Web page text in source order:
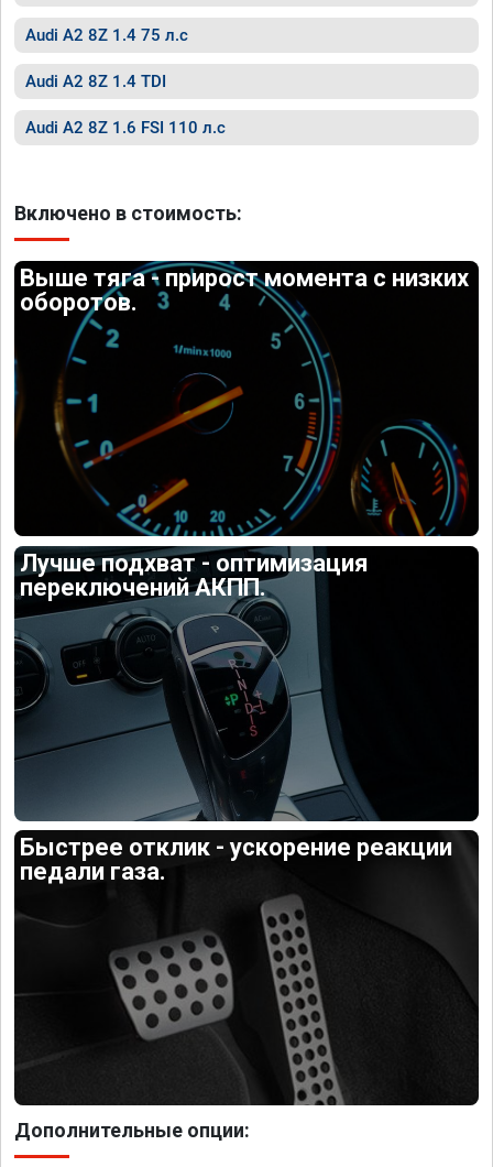
Audi A2 8Z 1.4 75 л.с
Audi A2 8Z 1.4 TDI
Audi A2 8Z 1.6 FSI 110 л.с
Включено в стоимость:
Выше тяга - прирост момента с низких
оборотов.
Лучше подхват - оптимизация
переключений АКПП.
Быстрее отклик - ускорение реакции
педали газа.
Дополнительные опции: